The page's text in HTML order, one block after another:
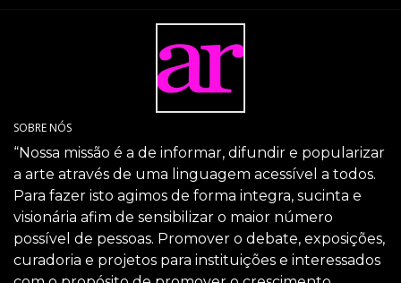
SOBRE NÓS
“Nossa missão é a de informar, difundir e popularizar
a arte através de uma linguagem acessível a todos.
Para fazer isto agimos de forma integra, sucinta e
visionária afim de sensibilizar o maior número
possível de pessoas. Promover o debate, exposições,
curadoria e projetos para instituições e interessados